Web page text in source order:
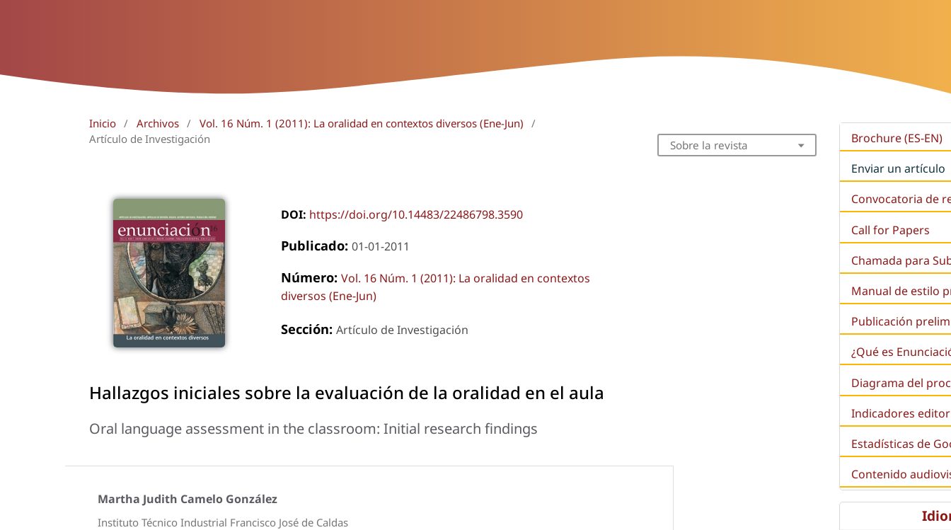
Inicio / Archivos / Vol. 16 Núm. 1 (2011): La oralidad en contextos diversos (Ene-Jun)
/
Artículo de Investigación
DOI: https://doi.org/10.14483/22486798.3590
Publicado: 01-01-2011
Número: Vol. 16 Núm. 1 (2011): La oralidad en contextos
diversos (Ene-Jun)
Sección: Artículo de Investigación
Hallazgos iniciales sobre la evaluación de la oralidad en el aula
Oral language assessment in the classroom: Initial research findings
Martha Judith Camelo González
Instituto Técnico Industrial Francisco José de Caldas
Sobre la revista
Brochure (ES-EN)
Enviar un artículo
Convocatoria de
Call for Papers
Chamada para
Manual de estilo
Publicación
¿Qué es
Diagrama del
Indicadores
Estadísticas de
Contenido